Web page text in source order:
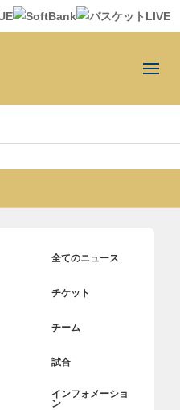
全てのニュース
チケット
チーム
試合
インフォメーショ
ン